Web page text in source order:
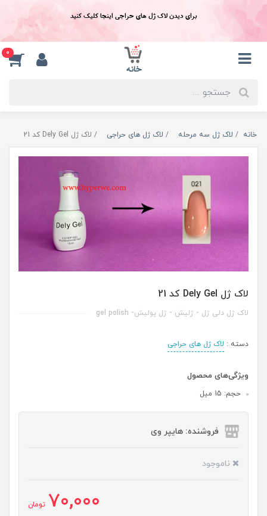
برای دیدن لاک ژل های حراجی اینجا کلیک کنید
0
خانه لاک ژل سه مرحله لاک ژل های حراجی لاک ژل Dely Gel کد 21
لاک ژل Dely Gel کد 21
لاک ژل دلی ژل - ژلیش - ژل پولیش- gel polish
دسته : لاک ژل های حراجی
ویژگی‌های محصول
حجم: 15 میل
فروشنده: هایپر وی
ناموجود
70,000 تومان